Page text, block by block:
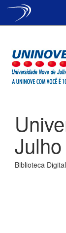
Julho
Biblioteca